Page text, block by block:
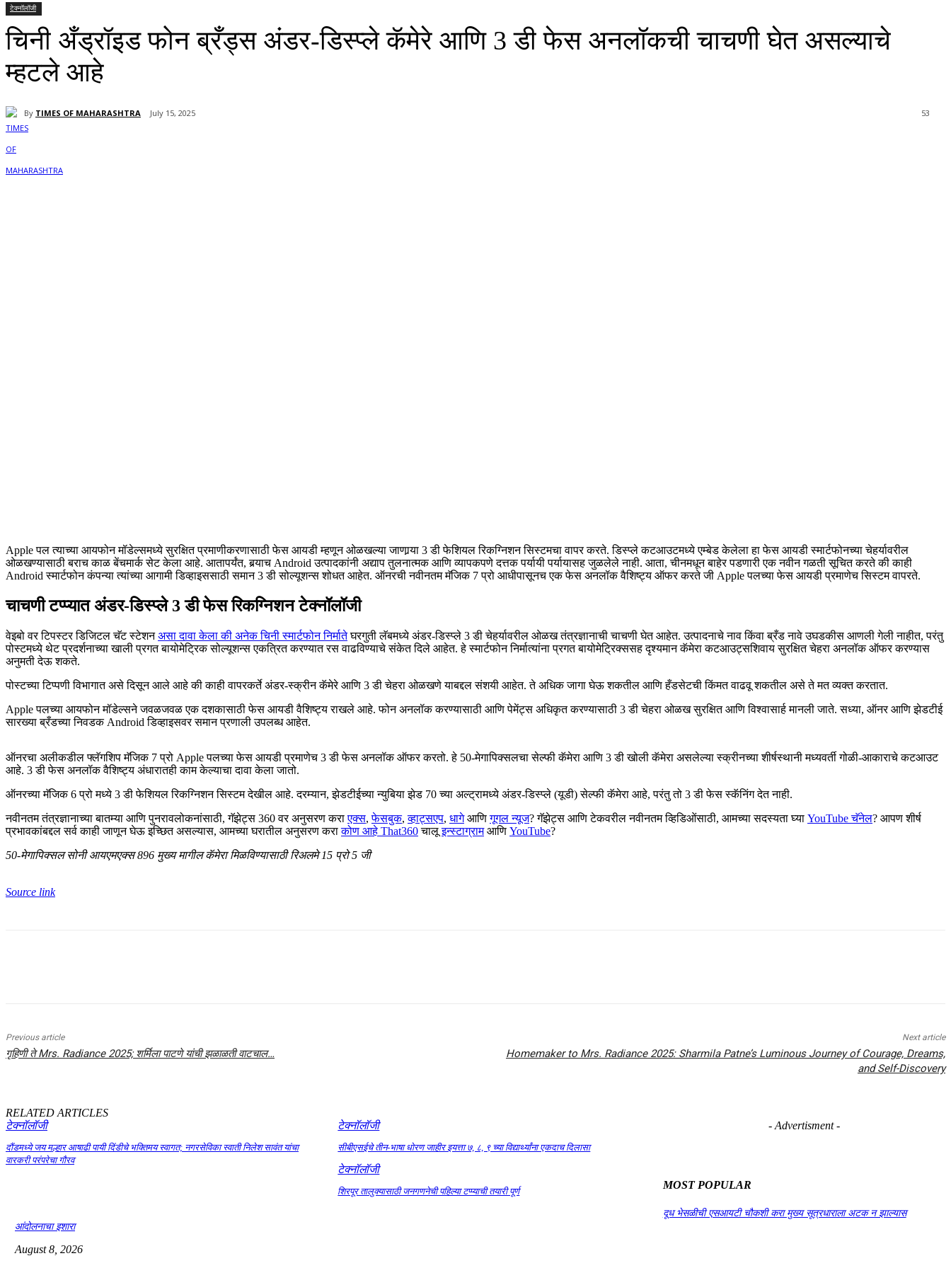
टेक्नॉलॉजी
चिनी अँड्रॉइड फोन ब्रँड्स अंडर-डिस्प्ले कॅमेरे आणि 3 डी फेस अनलॉकची चाचणी घेत असल्याचे
म्हटले आहे
By TIMES OF MAHARASHTRA July 15, 2025 53
Apple पल त्याच्या आयफोन मॉडेल्समध्ये सुरक्षित प्रमाणीकरणासाठी फेस आयडी म्हणून ओळखल्या जाणार्‍या 3 डी फेशियल रिकग्निशन सिस्टमचा वापर करते. डिस्प्ले कटआउटमध्ये एम्बेड केलेला हा फेस आयडी स्मार्टफोनच्या चेहर्यावरील
ओळखण्यासाठी बराच काळ बेंचमार्क सेट केला आहे. आतापर्यंत, बर्‍याच Android उत्पादकांनी अद्याप तुलनात्मक आणि व्यापकपणे दत्तक पर्यायी पर्यायासह जुळलेले नाही. आता, चीनमधून बाहेर पडणारी एक नवीन गळती सूचित करते की काही
Android स्मार्टफोन कंपन्या त्यांच्या आगामी डिव्हाइससाठी समान 3 डी सोल्यूशन्स शोधत आहेत. ऑनरची नवीनतम मॅजिक 7 प्रो आधीपासूनच एक फेस अनलॉक वैशिष्ट्य ऑफर करते जी Apple पलच्या फेस आयडी प्रमाणेच सिस्टम वापरते.
चाचणी टप्प्यात अंडर-डिस्प्ले 3 डी फेस रिकग्निशन टेक्नॉलॉजी
वेइबो वर टिपस्टर डिजिटल चॅट स्टेशनअसा दावा केला की अनेक चिनी स्मार्टफोन निर्मातेघरगुती लॅबमध्ये अंडर-डिस्प्ले 3 डी चेहर्यावरील ओळख तंत्रज्ञानाची चाचणी घेत आहेत. उत्पादनाचे नाव किंवा ब्रँड नावे उघडकीस आणली गेली नाहीत, परंतु
पोस्टमध्ये थेट प्रदर्शनाच्या खाली प्रगत बायोमेट्रिक सोल्यूशन्स एकत्रित करण्यात रस वाढविण्याचे संकेत दिले आहेत. हे स्मार्टफोन निर्मात्यांना प्रगत बायोमेट्रिक्ससह दृश्यमान कॅमेरा कटआउट्सशिवाय सुरक्षित चेहरा अनलॉक ऑफर करण्यास
अनुमती देऊ शकते.
पोस्टच्या टिप्पणी विभागात असे दिसून आले आहे की काही वापरकर्ते अंडर-स्क्रीन कॅमेरे आणि 3 डी चेहरा ओळखणे याबद्दल संशयी आहेत. ते अधिक जागा घेऊ शकतील आणि हँडसेटची किंमत वाढवू शकतील असे ते मत व्यक्त करतात.
Apple पलच्या आयफोन मॉडेल्सने जवळजवळ एक दशकासाठी फेस आयडी वैशिष्ट्य राखले आहे. फोन अनलॉक करण्यासाठी आणि पेमेंट्स अधिकृत करण्यासाठी 3 डी चेहरा ओळख सुरक्षित आणि विश्वासार्ह मानली जाते. सध्या, ऑनर आणि झेडटीई
सारख्या ब्रँडच्या निवडक Android डिव्हाइसवर समान प्रणाली उपलब्ध आहेत.
ऑनरचा अलीकडील फ्लॅगशिप मॅजिक 7 प्रो Apple पलच्या फेस आयडी प्रमाणेच 3 डी फेस अनलॉक ऑफर करतो. हे 50-मेगापिक्सलचा सेल्फी कॅमेरा आणि 3 डी खोली कॅमेरा असलेल्या स्क्रीनच्या शीर्षस्थानी मध्यवर्ती गोळी-आकाराचे कटआउट
आहे. 3 डी फेस अनलॉक वैशिष्ट्य अंधारातही काम केल्याचा दावा केला जातो.
ऑनरच्या मॅजिक 6 प्रो मध्ये 3 डी फेशियल रिकग्निशन सिस्टम देखील आहे. दरम्यान, झेडटीईच्या न्युबिया झेड 70 च्या अल्ट्रामध्ये अंडर-डिस्प्ले (यूडी) सेल्फी कॅमेरा आहे, परंतु तो 3 डी फेस स्कॅनिंग देत नाही.
नवीनतम तंत्रज्ञानाच्या बातम्या आणि पुनरावलोकनांसाठी, गॅझेट्स 360 वर अनुसरण कराएक्स,फेसबुक,व्हाट्सएप, धागेआणिगूगल न्यूज? गॅझेट्स आणि टेकवरील नवीनतम व्हिडिओंसाठी, आमच्या सदस्यता घ्या YouTube चॅनेल? आपण शीर्ष
प्रभावकांबद्दल सर्व काही जाणून घेऊ इच्छित असल्यास, आमच्या घरातील अनुसरण कराकोण आहे That360चालूइन्स्टाग्रामआणि YouTube?
50-मेगापिक्सल सोनी आयएमएक्स 896 मुख्य मागील कॅमेरा मिळविण्यासाठी रिअलमे 15 प्रो 5 जी
Source link
Previous article
गृहिणी ते Mrs. Radiance 2025; शर्मिला पाटणे यांची झळाळती वाटचाल…
Next article
Homemaker to Mrs. Radiance 2025: Sharmila Patne’s Luminous Journey of Courage, Dreams,
and Self-Discovery
RELATED ARTICLES
टेक्नॉलॉजी
दौंडमध्ये जय मल्हार आषाढी पायी दिंडीचे भक्तिमय स्वागत; नगरसेविका स्वाती निलेश सावंत यांचा
वारकरी परंपरेचा गौरव
टेक्नॉलॉजी
सीबीएसईचे तीन-भाषा धोरण जाहीर इयत्ता ७, ८, ९ च्या विद्यार्थ्यांना एकदाच दिलासा
टेक्नॉलॉजी
शिरपूर तालुक्यासाठी जनगणनेची पहिल्या टप्प्याची तयारी पूर्ण
- Advertisment -
MOST POPULAR
दूध भेसळीची एसआयटी चौकशी करा मुख्य सूत्रधाराला अटक न झाल्यास
आंदोलनाचा इशारा
August 8, 2026